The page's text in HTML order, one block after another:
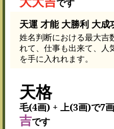
天運 才能 大勝利 大成
姓名判断における最大吉
れて、仕事も出来て、人
を手に入れれます。
天格
毛(4画) + 上(3画)で7
吉です